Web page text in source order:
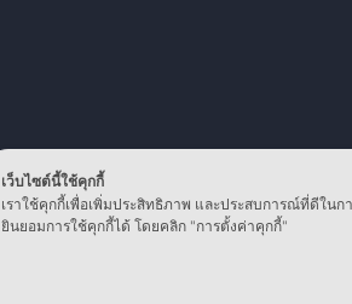
เว็บไซต์นี้ใช้คุกกี้
เราใช้คุกกี้เพื่อเพิ่มประสิทธิภาพ และประสบการณ์ที่ดีใน
ยินยอมการใช้คุกกี้ได้ โดยคลิก "การตั้งค่าคุกกี้"